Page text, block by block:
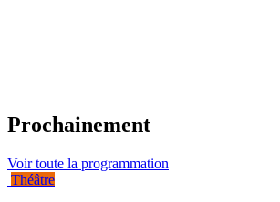
Prochainement
Voir toute la programmation
Théâtre